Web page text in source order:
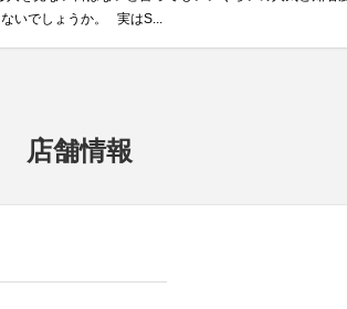
いでしょうか。 実はS...
店舗情報